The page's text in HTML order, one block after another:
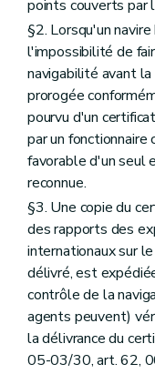
points couverts par
§2. Lorsqu'un
l'impossibilité de
navigabilité avant
prorogée
pourvu d'un
par un
favorable d'un seul
reconnue.
§3. Une copie du
des rapports des
internationaux sur
délivré, est
contrôle de la
agents peuvent)
la délivrance du
05-03/30, art. 62,